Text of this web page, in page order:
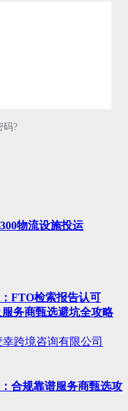
码?
物流设施投运
FTO检索报告认可
务商甄选避坑全攻略
跨境咨询有限公司
合规靠谱服务商甄选攻